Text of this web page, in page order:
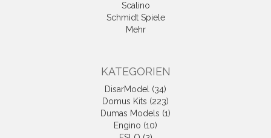
Scalino
Schmidt Spiele
Mehr
KATEGORIEN
DisarModel (34)
Domus Kits (223)
Dumas Models (1)
Engino (10)